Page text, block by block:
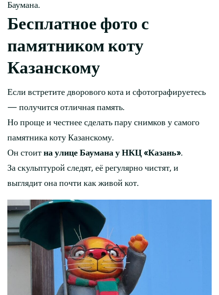
Баумана.
Бесплатное фото с
памятником коту
Казанскому
Если встретите дворового кота и сфотографируетесь
— получится отличная память.
Но проще и честнее сделать пару снимков у самого
памятника коту Казанскому.
Он стоит на улице Баумана у НКЦ «Казань».
За скульптурой следят, её регулярно чистят, и
выглядит она почти как живой кот.